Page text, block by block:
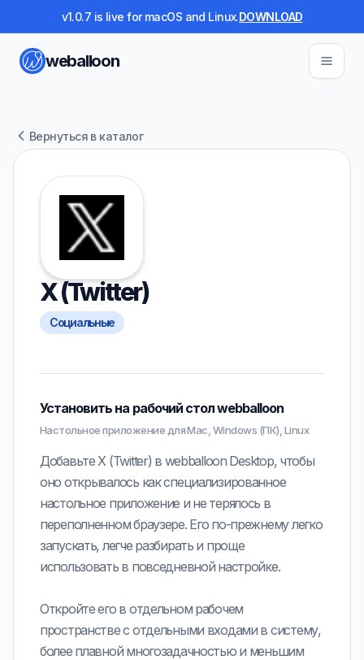
v1.0.7 is live for macOS and Linux.DOWNLOAD
weballoon
Вернуться в каталог
X (Twitter)
Социальные
Установить на рабочий стол webballoon
Настольное приложение для Mac, Windows (ПК), Linux
Добавьте X (Twitter) в webballoon Desktop, чтобы
оно открывалось как специализированное
настольное приложение и не терялось в
переполненном браузере. Его по-прежнему легко
запускать, легче разбирать и проще
использовать в повседневной настройке.
Откройте его в отдельном рабочем
пространстве с отдельными входами в систему,
более плавной многозадачностью и меньшим